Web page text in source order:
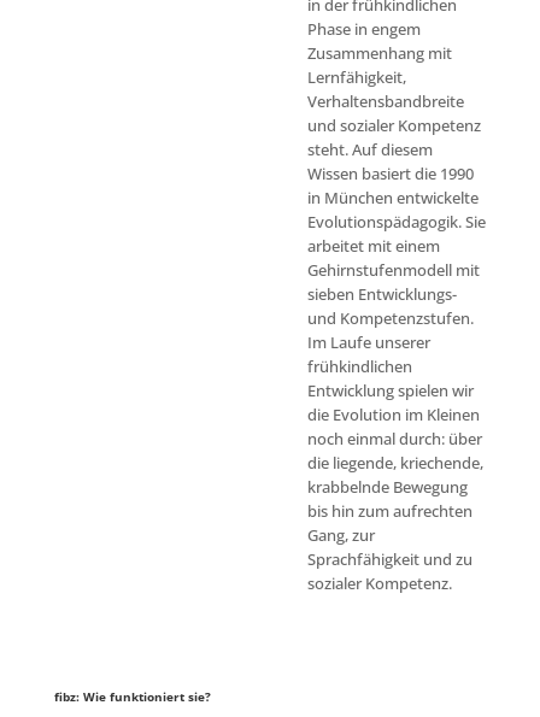
in der frühkindlichen
Phase in engem
Zusammenhang mit
Lernfähigkeit,
Verhaltensbandbreite
und sozialer Kompetenz
steht. Auf diesem
Wissen basiert die 1990
in München entwickelte
Evolutionspädagogik. Sie
arbeitet mit einem
Gehirnstufenmodell mit
sieben Entwicklungs-
und Kompetenzstufen.
Im Laufe unserer
frühkindlichen
Entwicklung spielen wir
die Evolution im Kleinen
noch einmal durch: über
die liegende, kriechende,
krabbelnde Bewegung
bis hin zum aufrechten
Gang, zur
Sprachfähigkeit und zu
sozialer Kompetenz.
fibz: Wie funktioniert sie?